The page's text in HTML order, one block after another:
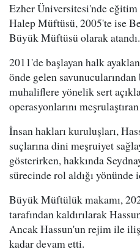
Ezher Üniversitesi'nde
Halep Müftüsü, 2005'te ise
Büyük Müftüsü olarak atandı.
2011'de başlayan halk
önde gelen
muhaliflere yönelik sert
operasyonlarını
İnsan hakları kuruluşları,
suçlarına dini meşruiyet
gösterirken, hakkında
sürecinde rol aldığı
Büyük Müftülük makamı,
tarafından kaldırılarak
Ancak Hassun'un rejim ile
kadar devam etti.